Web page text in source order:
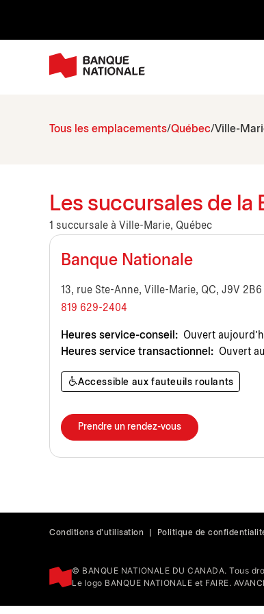
Tous les emplacements Québec Ville-
Les succursales de la
1 succursale à Ville-Marie, Québec
Banque Nationale
13, rue Ste-Anne, Ville-Marie, QC, J9V 2B6
819 629-2404
Heures service-conseil: Ouvert
Heures service transactionnel: Ouvert
Accessible aux fauteuils roulants
Prendre un rendez-vous
Conditions d'utilisation Politique de
© BANQUE NATIONALE DU CANADA. Tous
Le logo BANQUE NATIONALE et FAIRE.